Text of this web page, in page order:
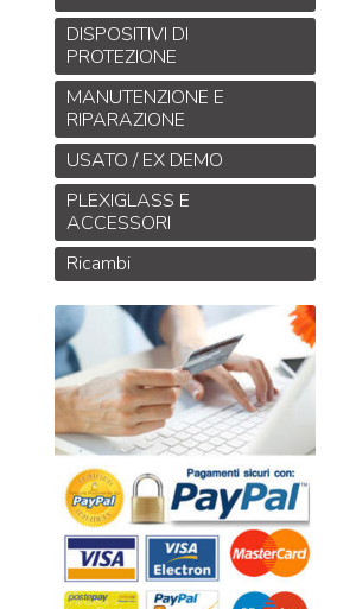
DISPOSITIVI DI
PROTEZIONE
MANUTENZIONE E
RIPARAZIONE
USATO / EX DEMO
PLEXIGLASS E
ACCESSORI
Ricambi